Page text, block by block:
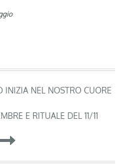
INIZIA NEL NOSTRO CUORE
E RITUALE DEL 11/11